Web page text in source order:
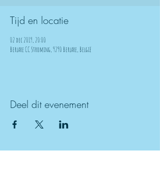
Tijd en locatie
02 dec 2019, 20:00
Berlare CC Stroming, 9290 Berlare, België
Deel dit evenement